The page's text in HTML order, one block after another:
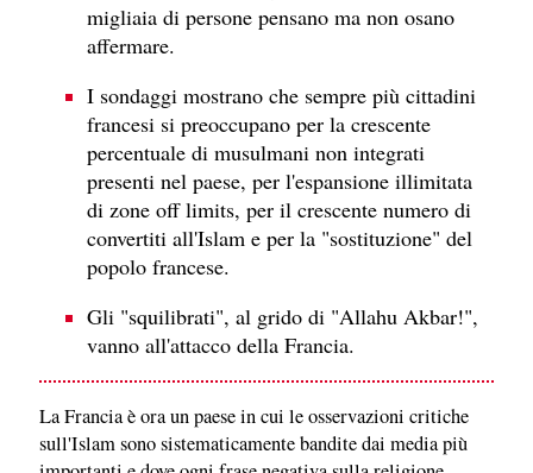
migliaia di persone pensano ma non osano
affermare.
I sondaggi mostrano che sempre più cittadini
francesi si preoccupano per la crescente
percentuale di musulmani non integrati
presenti nel paese, per l'espansione illimitata
di zone off limits, per il crescente numero di
convertiti all'Islam e per la "sostituzione" del
popolo francese.
Gli "squilibrati", al grido di "Allahu Akbar!",
vanno all'attacco della Francia.
La Francia è ora un paese in cui le osservazioni critiche
sull'Islam sono sistematicamente bandite dai media più